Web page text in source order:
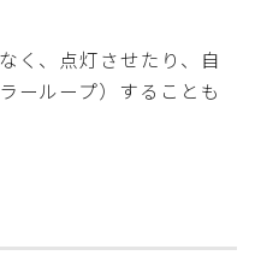
く、点灯させたり、自
ーループ）することも